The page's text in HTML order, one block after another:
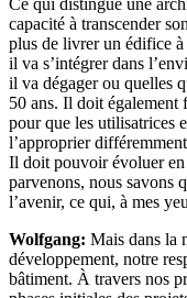
Ce qui distingue une
capacité à transcender
plus de livrer un édifice
il va s’intégrer dans
il va dégager ou quelles
50 ans. Il doit
pour que les utilisatrices
l’approprier
Il doit pouvoir évoluer
parvenons, nous savons
l’avenir, ce qui, à mes
Wolfgang: Mais dans la
développement, notre
bâtiment. À travers nos